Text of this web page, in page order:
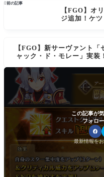
前の記事
【FGO】オ
ジ追加！ケ
【FGO】新サーヴァント「
ャック・ド・モレー」実装
具サーヴァントにマスタ
この記事が
フォロ
最新情報を